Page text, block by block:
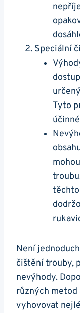
Speciální
Tyto
Není
čištění trouby,
nevýhody.
různých metod
vyhovovat